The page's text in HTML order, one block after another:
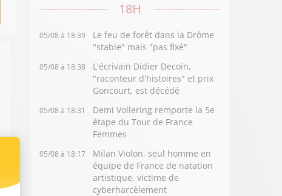
18H
05/08 à 18:39
Le feu de forêt dans la Drôme
"stable" mais "pas fixé"
05/08 à 18:38
L'écrivain Didier Decoin,
"raconteur d'histoires" et prix
Goncourt, est décédé
05/08 à 18:31
Demi Vollering remporte la 5e
étape du Tour de France
Femmes
05/08 à 18:17
Milan Violon, seul homme en
équipe de France de natation
artistique, victime de
cyberharcèlement